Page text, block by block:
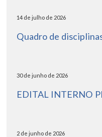
14 de julho de 2026
Quadro de
30 de junho de 2026
EDITAL INTERNO
2 de junho de 2026